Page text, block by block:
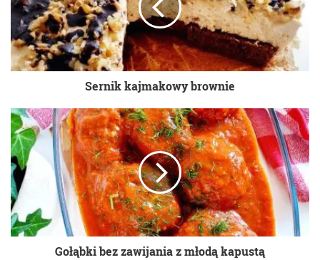
Sernik kajmakowy brownie
Gołąbki bez zawijania z młodą kapustą